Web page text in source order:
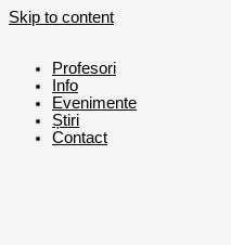
Skip to content
Profesori
Info
Evenimente
Știri
Contact